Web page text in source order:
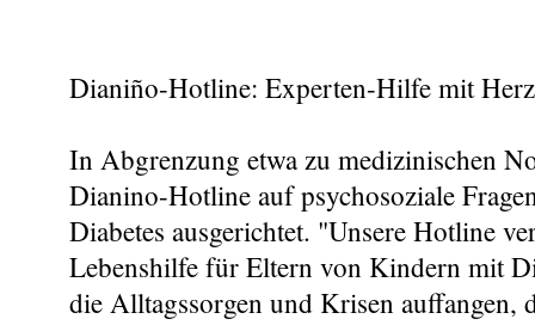
Dianiño-Hotline: Experten-Hilfe mit Herz
In Abgrenzung etwa zu medizinischen
Dianino-Hotline auf psychosoziale
Diabetes ausgerichtet. "Unsere Hotline
Lebenshilfe für Eltern von Kindern mit
die Alltagssorgen und Krisen auffangen,